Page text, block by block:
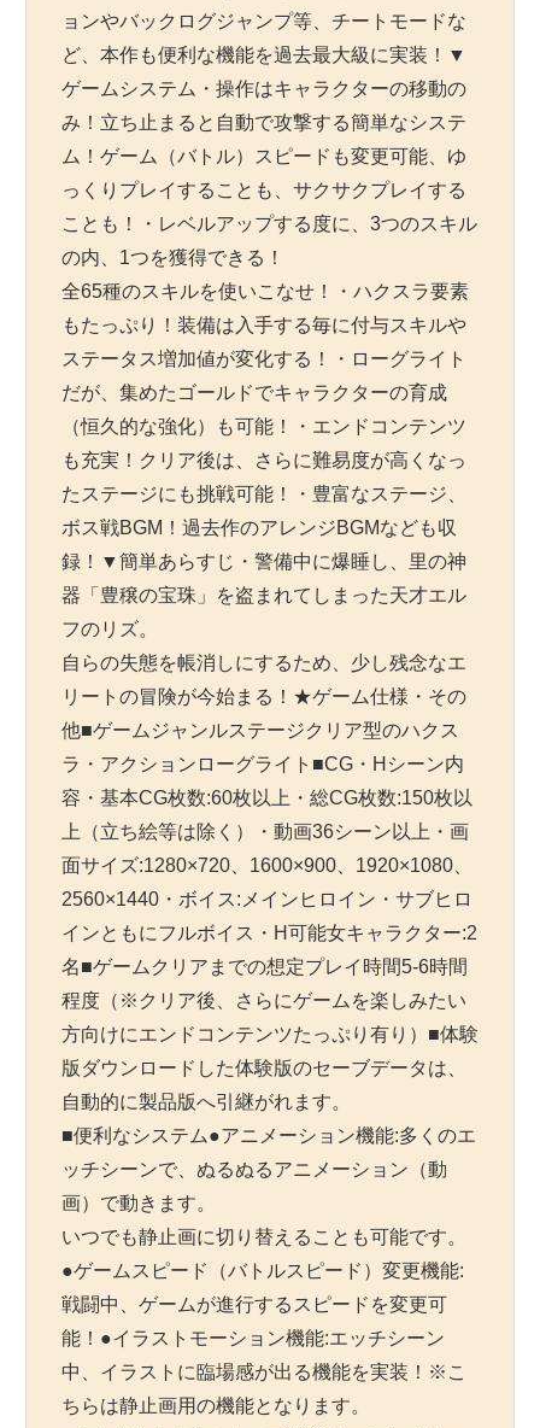
ョンやバックログジャンプ等、チートモードな
ど、本作も便利な機能を過去最大級に実装！▼
ゲームシステム・操作はキャラクターの移動の
み！立ち止まると自動で攻撃する簡単なシステ
ム！ゲーム（バトル）スピードも変更可能、ゆ
っくりプレイすることも、サクサクプレイする
ことも！・レベルアップする度に、3つのスキル
の内、1つを獲得できる！
全65種のスキルを使いこなせ！・ハクスラ要素
もたっぷり！装備は入手する毎に付与スキルや
ステータス増加値が変化する！・ローグライト
だが、集めたゴールドでキャラクターの育成
（恒久的な強化）も可能！・エンドコンテンツ
も充実！クリア後は、さらに難易度が高くなっ
たステージにも挑戦可能！・豊富なステージ、
ボス戦BGM！過去作のアレンジBGMなども収
録！▼簡単あらすじ・警備中に爆睡し、里の神
器「豊穣の宝珠」を盗まれてしまった天才エル
フのリズ。
自らの失態を帳消しにするため、少し残念なエ
リートの冒険が今始まる！★ゲーム仕様・その
他■ゲームジャンルステージクリア型のハクス
ラ・アクションローグライト■CG・Hシーン内
容・基本CG枚数:60枚以上・総CG枚数:150枚以
上（立ち絵等は除く）・動画36シーン以上・画
面サイズ:1280×720、1600×900、1920×1080、
2560×1440・ボイス:メインヒロイン・サブヒロ
インともにフルボイス・H可能女キャラクター:2
名■ゲームクリアまでの想定プレイ時間5-6時間
程度（※クリア後、さらにゲームを楽しみたい
方向けにエンドコンテンツたっぷり有り）■体験
版ダウンロードした体験版のセーブデータは、
自動的に製品版へ引継がれます。
■便利なシステム●アニメーション機能:多くのエ
ッチシーンで、ぬるぬるアニメーション（動
画）で動きます。
いつでも静止画に切り替えることも可能です。
●ゲームスピード（バトルスピード）変更機能:
戦闘中、ゲームが進行するスピードを変更可
能！●イラストモーション機能:エッチシーン
中、イラストに臨場感が出る機能を実装！※こ
ちらは静止画用の機能となります。